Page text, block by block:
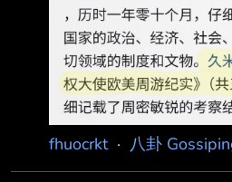
fhuocrkt· 八卦